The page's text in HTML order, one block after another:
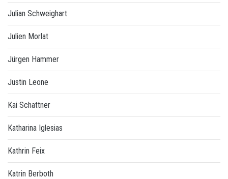
Julian Schweighart
Julien Morlat
Jürgen Hammer
Justin Leone
Kai Schattner
Katharina Iglesias
Kathrin Feix
Katrin Berboth